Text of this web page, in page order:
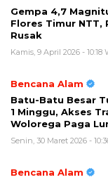
Gempa 4,7
Flores Timur NTT,
Rusak
Kamis, 9 April 2026 - 10:18
Bencana Alam
Batu-Batu Besar
1 Minggu, Akses
Wolorega Paga
Senin, 30 Maret 2026 -
Bencana Alam